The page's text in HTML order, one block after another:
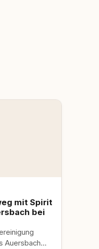
mit Spirit
bei
Auersbach